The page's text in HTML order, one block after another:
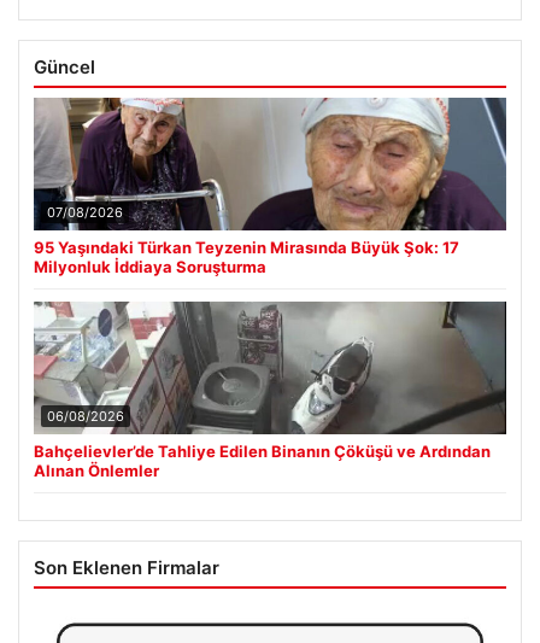
Güncel
07/08/2026
95 Yaşındaki Türkan Teyzenin Mirasında Büyük Şok: 17
Milyonluk İddiaya Soruşturma
06/08/2026
Bahçelievler’de Tahliye Edilen Binanın Çöküşü ve Ardından
Alınan Önlemler
Son Eklenen Firmalar